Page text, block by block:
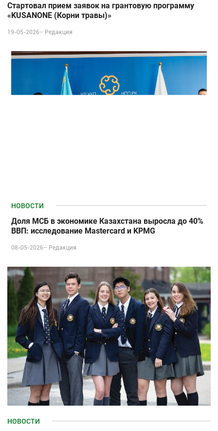
Стартовал прием заявок на грантовую программу
«KUSANONE (Корни травы)»
19-05-2026– Редакция
НОВОСТИ
Доля МСБ в экономике Казахстана выросла до 40%
ВВП: исследование Mastercard и KPMG
08-05-2026– Редакция
НОВОСТИ